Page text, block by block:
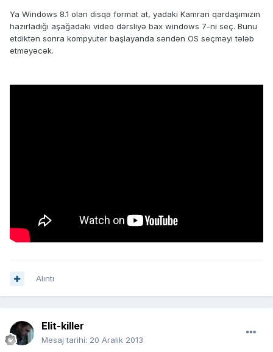
Ya Windows 8.1 olan disqə format at, yadaki Kamran qardaşımızın
hazırladığı aşağadakı video dərsliyə bax windows 7-ni seç. Bunu
etdiktən sonra kompyuter başlayanda səndən OS seçməyi tələb
etməyəcək.
Alıntı
Elit-killer
Mesaj tarihi: 20 Aralık 2013